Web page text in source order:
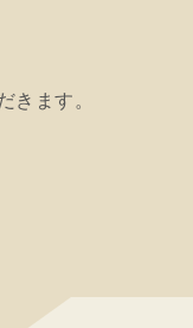
きます。